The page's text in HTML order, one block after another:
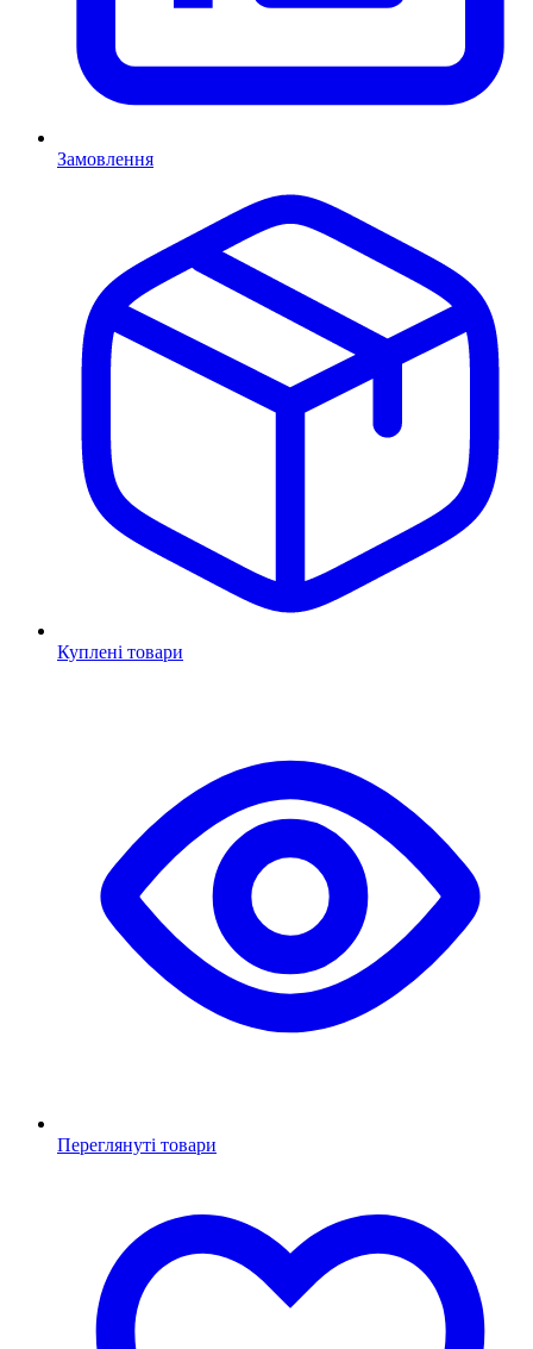
Замовлення
Куплені товари
Переглянуті товари